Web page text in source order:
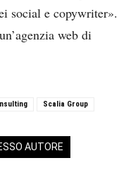
social e copywriter».
web di
Scalia Group
AUTORE